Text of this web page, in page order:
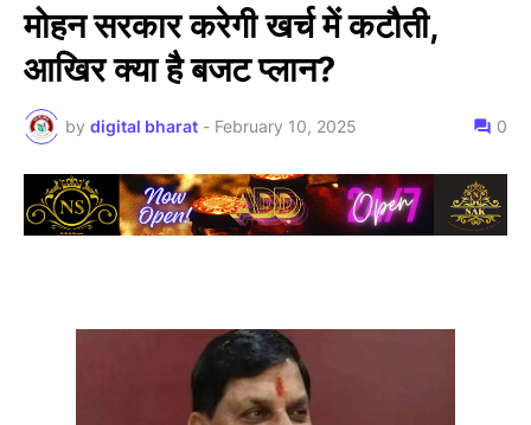
मोहन सरकार करेगी खर्च में कटौती,
आखिर क्या है बजट प्लान?
by digital bharat - February 10, 2025 0